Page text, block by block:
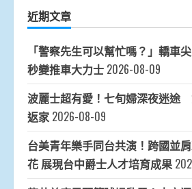
近期文章
「警察先生可以幫忙嗎？」轎
秒變推車大力士 2026-08-09
波麗士超有愛！七旬婦深夜迷途
返家 2026-08-09
台美青年樂手同台共演！跨國並
花 展現台中爵士人才培育成果